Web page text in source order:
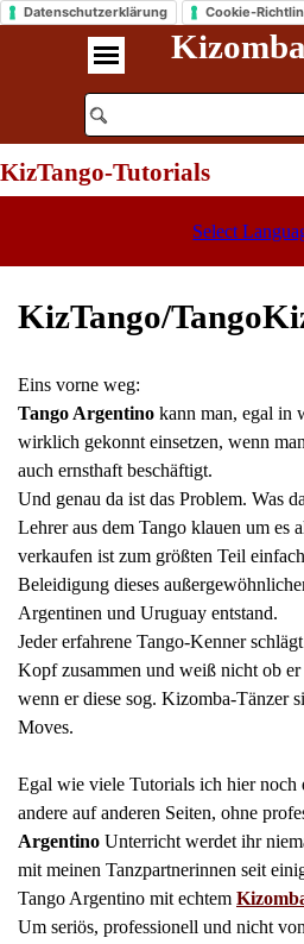
Datenschutzerklärung Cookie-
KizTango-Tutorials
Select
KizTango/
Eins vorne weg:
Tango Argentino kann man, egal in
wirklich gekonnt einsetzen, wenn
auch ernsthaft beschäftigt.
Und genau da ist das Problem. Was
Lehrer aus dem Tango klauen um es
verkaufen ist zum größten Teil
Beleidigung dieses
Argentinen und Uruguay entstand.
Jeder erfahrene Tango-Kenner
Kopf zusammen und weiß nicht ob
wenn er diese sog. Kizomba-Tänzer
Moves.
Egal wie viele Tutorials ich hier noch
andere auf anderen Seiten, ohne
Argentino Unterricht werdet ihr
mit meinen Tanzpartnerinnen seit
Tango Argentino mit echtem
Um seriös, professionell und nicht